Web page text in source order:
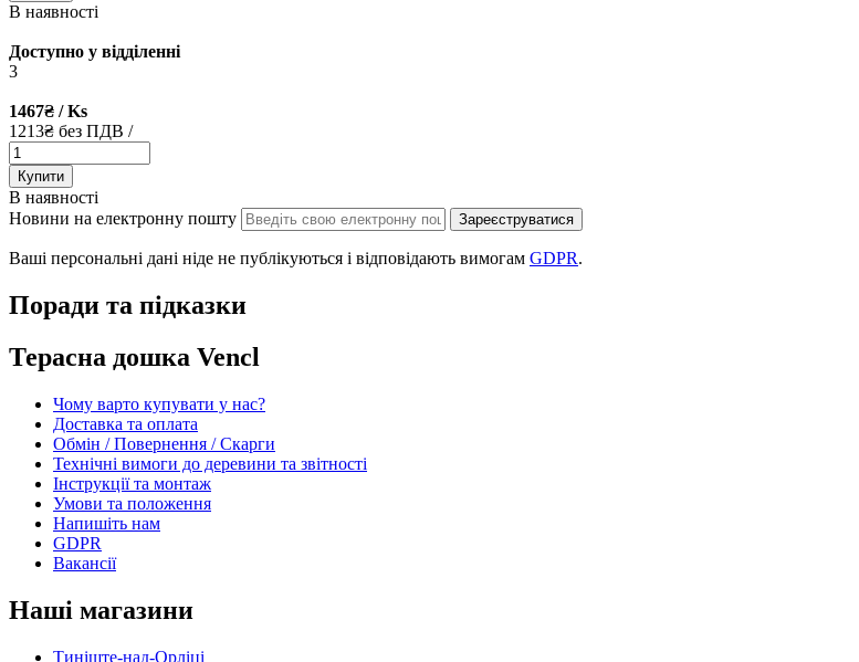
В наявності
Доступно у відділенні
3
1467₴ / Ks
1213₴ без ПДВ /
Купити
В наявності
Новини на електронну пошту
Зареєструватися
Ваші персональні дані ніде не публікуються і відповідають вимогам GDPR.
Поради та підказки
Терасна дошка Vencl
Чому варто купувати у нас?
Доставка та оплата
Обмін / Повернення / Скарги
Технічні вимоги до деревини та звітності
Інструкції та монтаж
Умови та положення
Напишіть нам
GDPR
Вакансії
Наші магазини
Тиніште-над-Орліці